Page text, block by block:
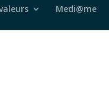
Medi@me